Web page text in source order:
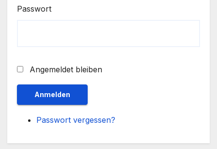
Passwort
Angemeldet bleiben
Anmelden
Passwort vergessen?